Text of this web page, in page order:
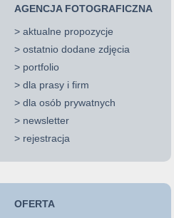
AGENCJA FOTOGRAFICZNA
> aktualne propozycje
> ostatnio dodane zdjęcia
> portfolio
> dla prasy i firm
> dla osób prywatnych
> newsletter
> rejestracja
OFERTA